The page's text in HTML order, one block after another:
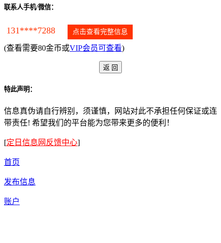
联系人手机/微信：
131****7288 点击查看完整信息
(查看需要80金币或VIP会员可查看)
特此声明：
信息真伪请自行辨别，须谨慎，网站对此不承担任何保证或连
带责任! 希望我们的平台能为您带来更多的便利！
[定日信息网反馈中心]
首页
发布信息
账户